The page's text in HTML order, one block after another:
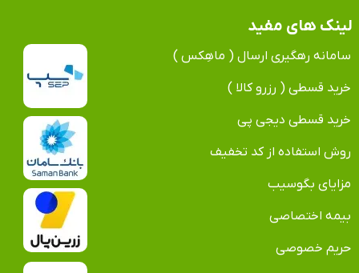
لینک های مفید
سامانه رهگیری ارسال ( ماهِکس )
خرید قسطی ( رزرو کالا )
خرید قسطی دیجی پی
روش استفاده از کد تخفیف
مزایای بگوسیب
بیمه اختصاصی
حریم خصوصی